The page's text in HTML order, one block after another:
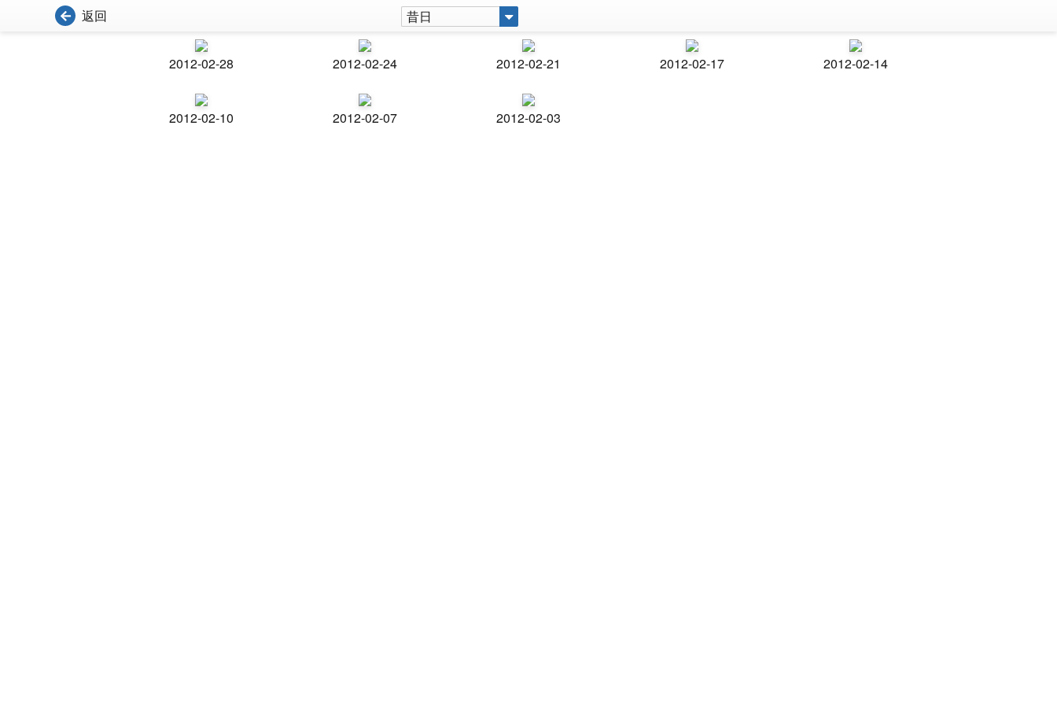
返回 昔日
2012-02-28 2012-02-24 2012-02-21 2012-02-17 2012-02-14
2012-02-10 2012-02-07 2012-02-03